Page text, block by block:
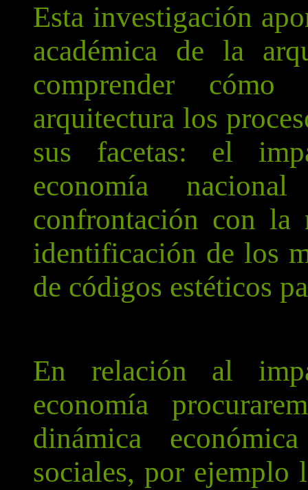
Esta investigación
académica de la
comprender
arquitectura los
sus facetas: el
economía
confrontación con
identificación de los
de códigos estéticos
En relación al
economía
dinámica
sociales, por ejemplo